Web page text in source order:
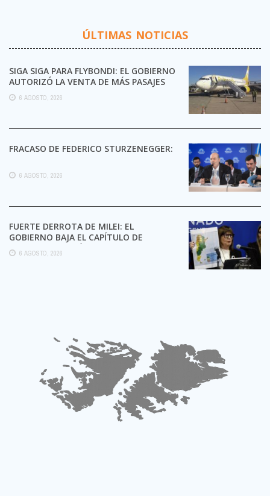
ÚLTIMAS NOTICIAS
SIGA SIGA PARA FLYBONDI: EL GOBIERNO
AUTORIZÓ LA VENTA DE MÁS PASAJES
6 AGOSTO, 2026
FRACASO DE FEDERICO STURZENEGGER:
6 AGOSTO, 2026
FUERTE DERROTA DE MILEI: EL
GOBIERNO BAJA EL CAPÍTULO DE
EXTRANJERIZACIÓN DE TIERRAS
6 AGOSTO, 2026